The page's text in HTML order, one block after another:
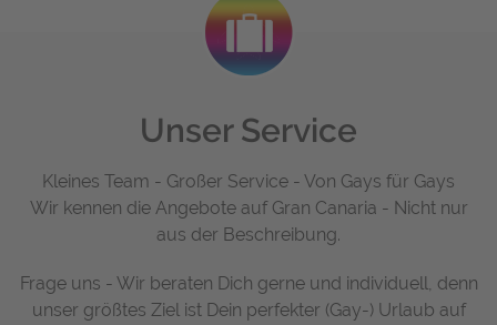
Unser Service
Kleines Team - Großer Service - Von Gays für Gays
Wir kennen die Angebote auf Gran Canaria - Nicht nur
aus der Beschreibung.
Frage uns - Wir beraten Dich gerne und individuell, denn
unser größtes Ziel ist Dein perfekter (Gay-) Urlaub auf